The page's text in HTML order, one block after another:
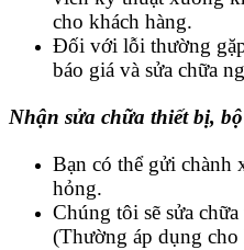
cho khách hàng.
Đối với lỗi thường
báo giá và sửa chữa
Nhận sửa chữa thiết bị,
Bạn có thể gửi chành
hỏng.
Chúng tôi sẽ sửa
(Thường áp dụng cho